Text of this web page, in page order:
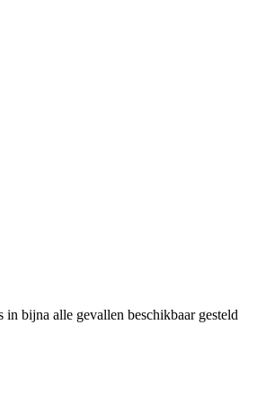
bijna alle gevallen beschikbaar gesteld